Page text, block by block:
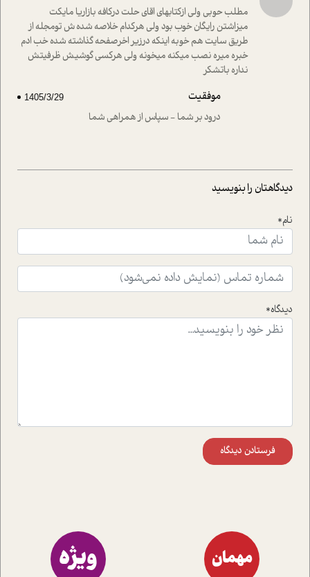
راهکارهای حل آن قرار می دهد که در اتاق درمان اتفاق افتاده
است.در فصل پایانی زیر ذره بین نیز همکاران ما تلاش کرده
اند تا در کنار مطالب سرگرمی و انگیزشی، شما را با بهترین و
موثرترین راهکارهای استفاده از هوش مصنوعی در حوزه های
مختلف کسب و کار آشنا کنند.
مطلب حوبی ولی ازکتابهای اقای حلت درکافه بازاریا مایکت
میزاشتن رایگان خوب بود ولی هرکدام خلاصه شده ش تومجله از
طریق سایت هم خوبه اینکه درزیر اخرصفحه گذاشته شده خب ادم
خبره میره نصب میکنه میخونه ولی هرکسی گوشیش ظرفیتش
نداره باتشکر
موفقیت 1405/3/29
درود بر شما - سپاس از همراهی شما
دیدگاهتان را بنویسید
نام*
دیدگاه*
فرستادن دیدگاه
مهمان ویژه